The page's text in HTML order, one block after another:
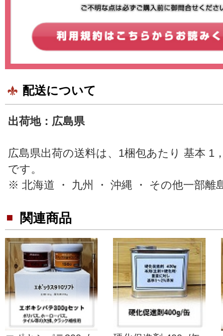
配送について
出荷地：広島県
広島県出荷の送料は、1梱包あたり 基本 1
です。
※ 北海道 ・ 九州 ・ 沖縄 ・ その他一部離
関連商品